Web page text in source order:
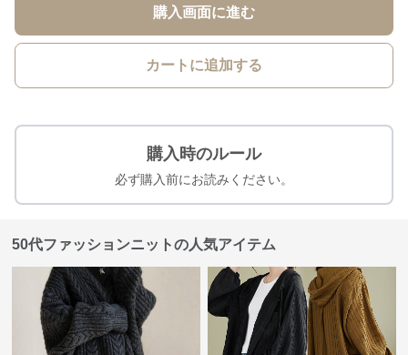
購入画面に進む
カートに追加する
購入時のルール
必ず購入前にお読みください。
50代ファッションニットの人気アイテム